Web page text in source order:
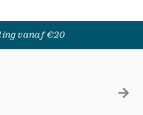
vanaf €20